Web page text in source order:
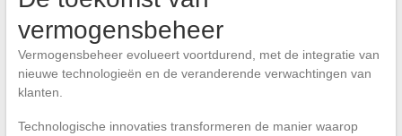
vermogensbeheer
Vermogensbeheer evolueert voortdurend, met de integratie van
nieuwe technologieën en de veranderende verwachtingen van
klanten.
Technologische innovaties transformeren de manier waarop